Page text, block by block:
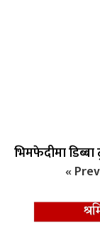
भिमफेदीमा
«